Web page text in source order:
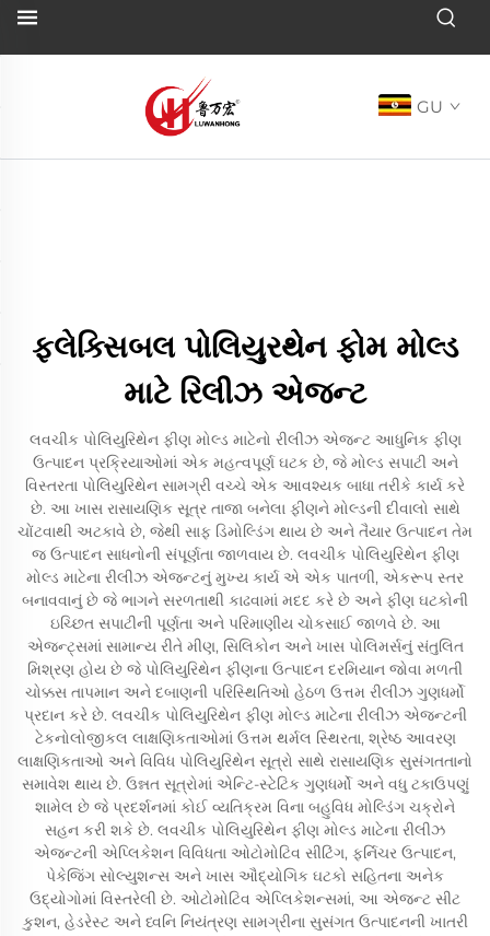
GU
ફ્લેક્સિબલ પોલિયુરથેન ફોમ મોલ્ડ
માટે રિલીઝ એજન્ટ
લવચીક પોલિયુરિથેન ફીણ મોલ્ડ માટેનો રીલીઝ એજન્ટ આધુનિક ફીણ
ઉત્પાદન પ્રક્રિયાઓમાં એક મહત્વપૂર્ણ ઘટક છે, જે મોલ્ડ સપાટી અને
વિસ્તરતા પોલિયુરિથેન સામગ્રી વચ્ચે એક આવશ્યક બાધા તરીકે કાર્ય કરે
છે. આ ખાસ રાસાયણિક સૂત્ર તાજા બનેલા ફીણને મોલ્ડની દીવાલો સાથે
ચોંટવાથી અટકાવે છે, જેથી સાફ ડિમોલ્ડિંગ થાય છે અને તૈયાર ઉત્પાદન તેમ
જ ઉત્પાદન સાધનોની સંપૂર્ણતા જાળવાય છે. લવચીક પોલિયુરિથેન ફીણ
મોલ્ડ માટેના રીલીઝ એજન્ટનું મુખ્ય કાર્ય એ એક પાતળી, એકરૂપ સ્તર
બનાવવાનું છે જે ભાગને સરળતાથી કાઢવામાં મદદ કરે છે અને ફીણ ઘટકોની
ઇચ્છિત સપાટીની પૂર્ણતા અને પરિમાણીય ચોકસાઈ જાળવે છે. આ
એજન્ટ્સમાં સામાન્ય રીતે મીણ, સિલિકોન અને ખાસ પોલિમર્સનું સંતુલિત
મિશ્રણ હોય છે જે પોલિયુરિથેન ફીણના ઉત્પાદન દરમિયાન જોવા મળતી
ચોક્કસ તાપમાન અને દબાણની પરિસ્થિતિઓ હેઠળ ઉત્તમ રીલીઝ ગુણધર્મો
પ્રદાન કરે છે. લવચીક પોલિયુરિથેન ફીણ મોલ્ડ માટેના રીલીઝ એજન્ટની
ટેકનોલોજીકલ લાક્ષણિકતાઓમાં ઉત્તમ થર્મલ સ્થિરતા, શ્રેષ્ઠ આવરણ
લાક્ષણિકતાઓ અને વિવિધ પોલિયુરિથેન સૂત્રો સાથે રાસાયણિક સુસંગતતાનો
સમાવેશ થાય છે. ઉન્નત સૂત્રોમાં એન્ટિ-સ્ટેટિક ગુણધર્મો અને વધુ ટકાઉપણું
શામેલ છે જે પ્રદર્શનમાં કોઈ વ્યતિક્રમ વિના બહુવિધ મોલ્ડિંગ ચક્રોને
સહન કરી શકે છે. લવચીક પોલિયુરિથેન ફીણ મોલ્ડ માટેના રીલીઝ
એજન્ટની એપ્લિકેશન વિવિધતા ઓટોમોટિવ સીટિંગ, ફર્નિચર ઉત્પાદન,
પેકેજિંગ સોલ્યુશન્સ અને ખાસ ઔદ્યોગિક ઘટકો સહિતના અનેક
ઉદ્યોગોમાં વિસ્તરેલી છે. ઓટોમોટિવ એપ્લિકેશન્સમાં, આ એજન્ટ સીટ
કુશન, હેડરેસ્ટ અને ધ્વનિ નિયંત્રણ સામગ્રીના સુસંગત ઉત્પાદનની ખાતરી